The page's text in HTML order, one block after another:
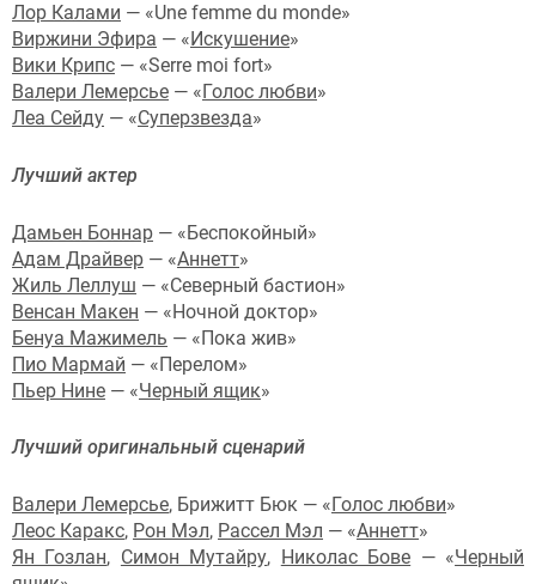
Лор Калами — «Une femme du monde»
Виржини Эфира — « Искушение»
Вики Крипс — «Serre moi fort»
Валери Лемерсье — « Голос любви»
Леа Сейду — «Суперзвезда»
Лучший актер
Дамьен Боннар — «Беспокойный»
Адам Драйвер — «Аннетт»
Жиль Леллуш — «Северный бастион»
Венсан Макен — «Ночной доктор»
Бенуа Мажимель — «Пока жив»
Пио Мармай — «Перелом»
Пьер Нине — «Черный ящик»
Лучший оригинальный сценарий
Валери Лемерсье, Брижитт Бюк — «Голос любви»
Леос Каракс, Рон Мэл, Рассел Мэл — «Аннетт»
Ян Гозлан, Симон Мутайру, Николас Бове — «Черный